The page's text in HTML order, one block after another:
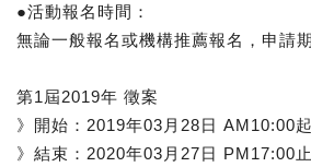
●活動報名時間：
無論一般報名或機構推薦報名，申請
第1屆2019年 徵案
》開始：2019年03月28日 AM10:00起
》結束：2020年03月27日 PM17:00止